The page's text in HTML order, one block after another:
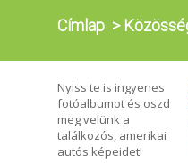
Címlap >
Nyiss te is ingyenes
fotóalbumot és oszd
meg velünk a
találkozós, amerikai
autós képeidet!